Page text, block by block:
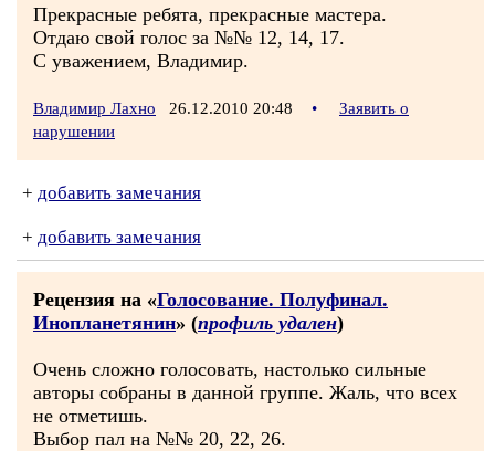
Прекрасные ребята, прекрасные мастера.
Отдаю свой голос за №№ 12, 14, 17.
С уважением, Владимир.
Владимир Лахно 26.12.2010 20:48 •
Заявить о
нарушении
+ добавить замечания
+ добавить замечания
Рецензия на «Голосование. Полуфинал.
Инопланетянин» (профиль удален)
Очень сложно голосовать, настолько сильные
авторы собраны в данной группе. Жаль, что всех
не отметишь.
Выбор пал на №№ 20, 22, 26.